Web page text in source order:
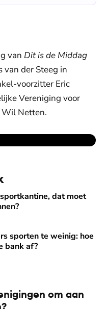
van Dit is de Middag
van der Steeg in
voorzitter Eric
Vereniging voor
Wil Netten.
dat moet
moet toch gewoon
sporten te weinig: hoe
bank af?
hoe komen we van
om aan